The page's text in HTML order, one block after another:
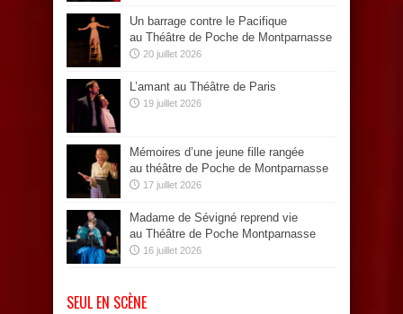
Un barrage contre le Pacifique
au Théâtre de Poche de Montparnasse
20 juillet 2026
L’amant au Théâtre de Paris
19 juillet 2026
Mémoires d’une jeune fille rangée
au théâtre de Poche de Montparnasse
17 juillet 2026
Madame de Sévigné reprend vie
au Théâtre de Poche Montparnasse
16 juillet 2026
SEUL EN SCÈNE